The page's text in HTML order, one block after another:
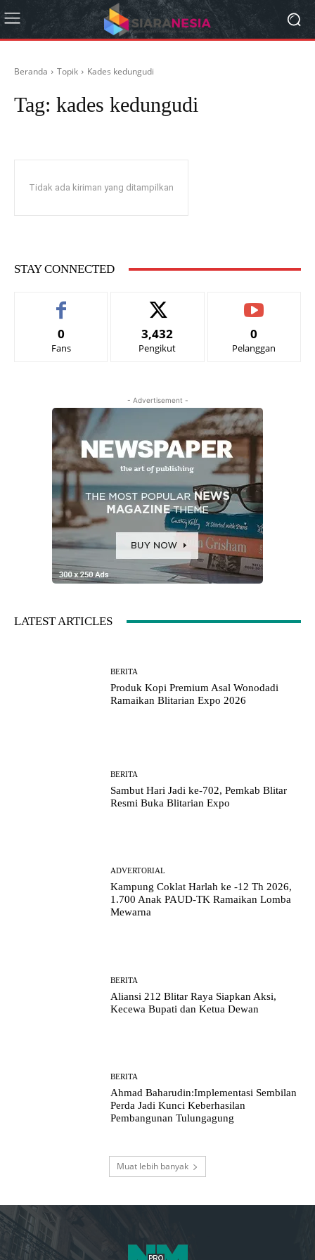
Beranda Topik Kades kedungudi
Tag: kades kedungudi
Tidak ada kiriman yang ditampilkan
STAY CONNECTED
0
Fans
3,432
Pengikut
0
Pelanggan
- Advertisement -
LATEST ARTICLES
BERITA
Produk Kopi Premium Asal Wonodadi
Ramaikan Blitarian Expo 2026
BERITA
Sambut Hari Jadi ke-702, Pemkab Blitar
Resmi Buka Blitarian Expo
ADVERTORIAL
Kampung Coklat Harlah ke -12 Th 2026,
1.700 Anak PAUD-TK Ramaikan Lomba
Mewarna
BERITA
Aliansi 212 Blitar Raya Siapkan Aksi,
Kecewa Bupati dan Ketua Dewan
BERITA
Ahmad Baharudin:Implementasi Sembilan
Perda Jadi Kunci Keberhasilan
Pembangunan Tulungagung
Muat lebih banyak